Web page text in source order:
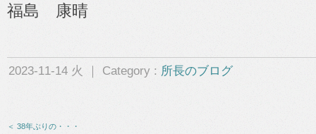
福島 康晴
2023-11-14 火 ｜ Category : 所長のブログ
＜ 38年ぶりの・・・